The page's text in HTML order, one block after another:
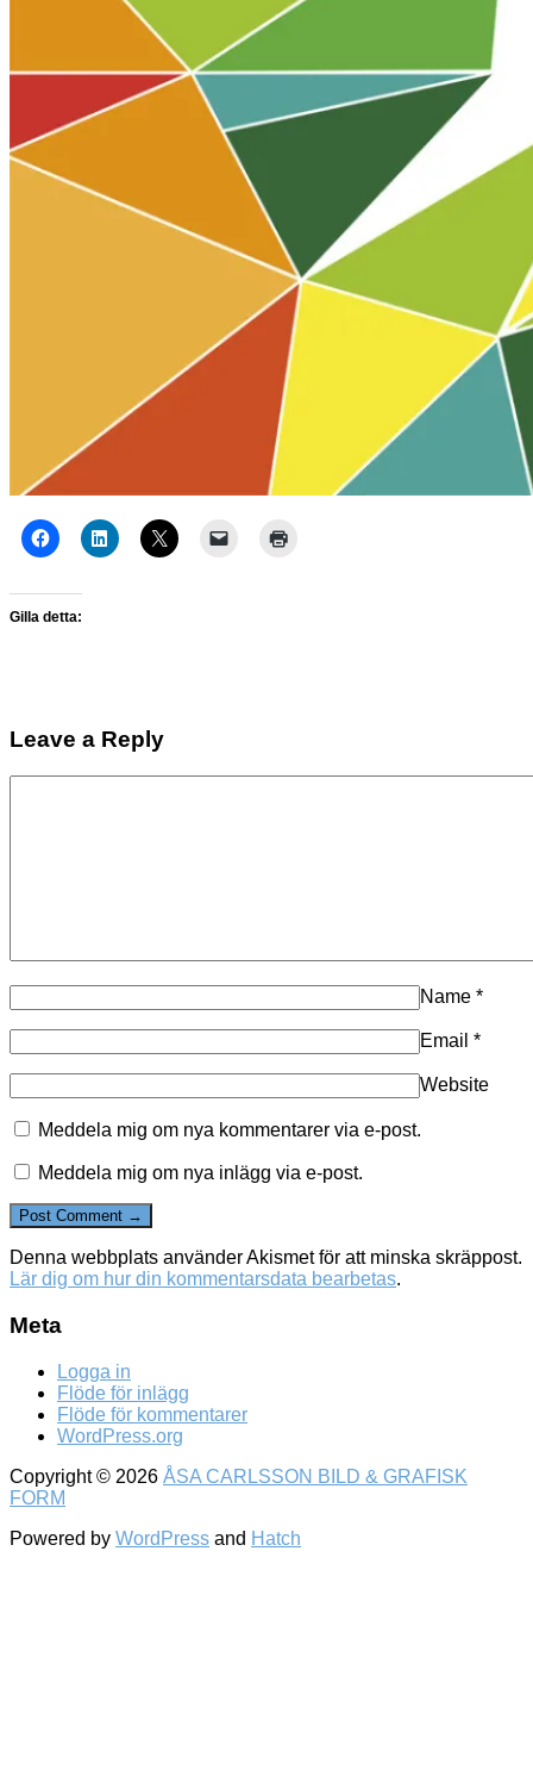
Gilla detta:
Leave a Reply
Name *
Email *
Website
Meddela mig om nya kommentarer via e-post.
Meddela mig om nya inlägg via e-post.
Denna webbplats använder Akismet för att minska skräppost.
Lär dig om hur din kommentarsdata bearbetas.
Meta
Logga in
Flöde för inlägg
Flöde för kommentarer
WordPress.org
Copyright © 2026 ÅSA CARLSSON BILD & GRAFISK
FORM
Powered by WordPress and Hatch